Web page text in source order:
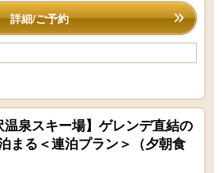
詳細/ご予約
泉スキー場】ゲレンデ直結の
まる＜連泊プラン＞（夕朝食